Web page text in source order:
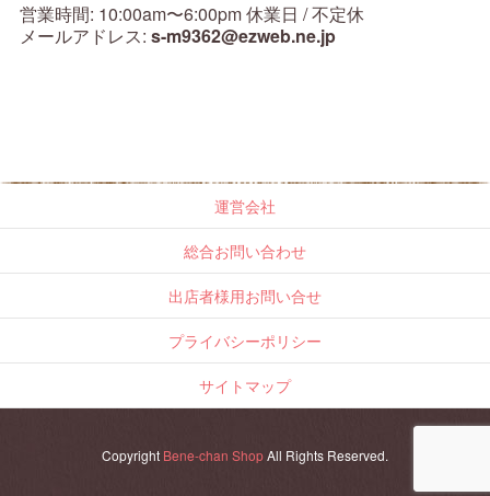
営業時間: 10:00am〜6:00pm 休業日 / 不定休
メールアドレス: s-m9362@ezweb.ne.jp
運営会社
総合お問い合わせ
出店者様用お問い合せ
プライバシーポリシー
サイトマップ
Copyright Bene-chan ShopAll Rights Reserved.